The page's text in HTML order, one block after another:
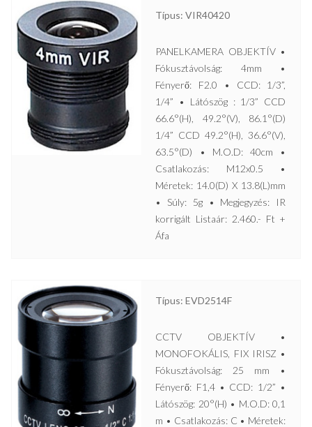
Típus: VIR40420
PANELKAMERA OBJEKTÍV •
Fókusztávolság: 4mm •
Fényerő: F2.0 • CCD: 1/3”,
1/4” • Látószög : 1/3” CCD
66.6°(H), 49.2°(V), 86.1°(D)
1/4” CCD 49.2°(H), 36.6°(V),
63.5°(D) • M.O.D: 40cm •
Csatlakozás: M12x0.5 •
Méretek: 14.0(D) X 13.8(L)mm
• Súly: 5g • Megjegyzés: IR
korrigált Listaár: 2.460.- Ft +
Áfa
Típus: EVD2514F
CCTV OBJEKTÍV •
MONOFOKÁLIS, FIX IRISZ •
Fókusztávolság: 25 mm •
Fényerő: F1,4 • CCD: 1/2” •
Látószög: 20°(H) • M.O.D: 0,1
m • Csatlakozás: C • Méretek: